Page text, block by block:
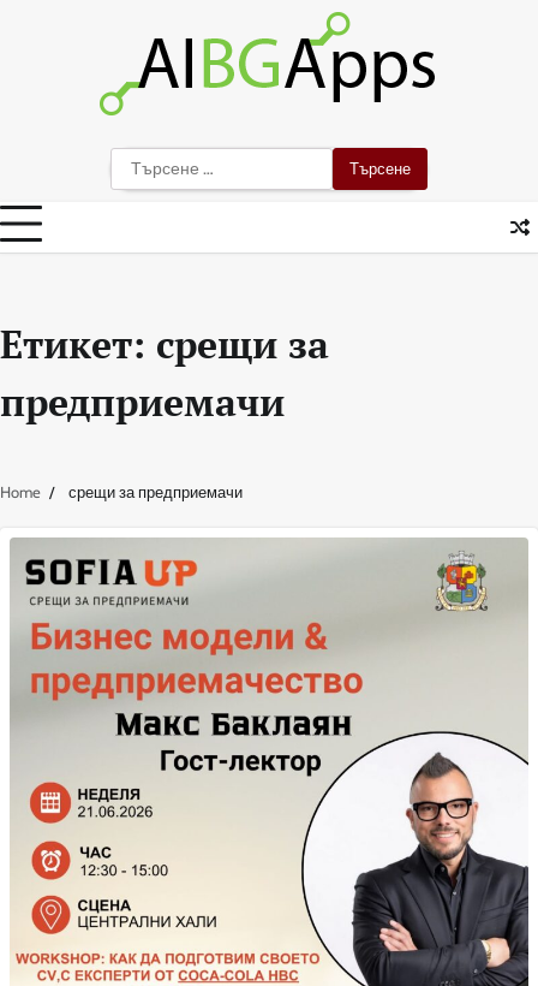
Търсене
за:
Етикет: срещи за
предприемачи
Home срещи за предприемачи